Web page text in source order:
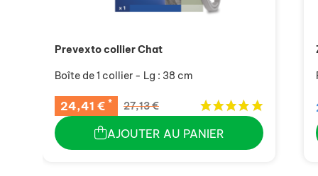
Prevexto collier Chat
Boîte de 1 collier - Lg : 38 cm
24,41 € * 27,13 €
AJOUTER AU PANIER